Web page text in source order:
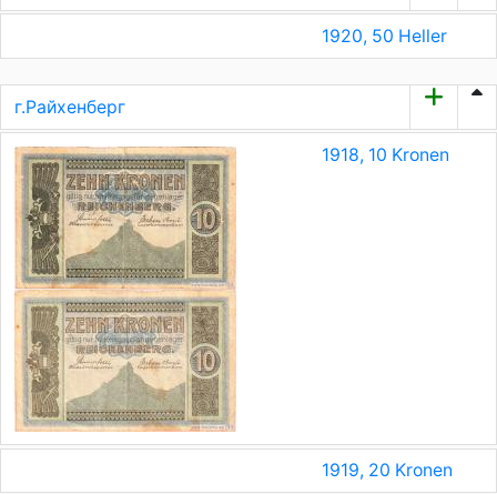
1920, 50 Heller
г.Райхенберг
1918, 10 Kronen
1919, 20 Kronen